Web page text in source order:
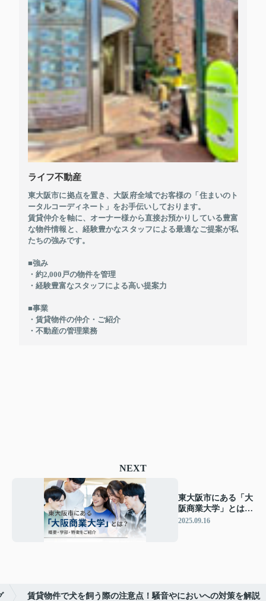
ライフ不動産
東大阪市に拠点を置き、大阪府全域でお客様の「住まいのト
ータルコーディネート」をお手伝いしております。
賃貸仲介を軸に、オーナー様から直接お預かりしている豊富
な物件情報と、経験豊かなスタッフによる最適なご提案が私
たちの強みです。
■強み
・約2,000戸の物件を管理
・経験豊富なスタッフによる高い提案力
■事業
・賃貸物件の仲介・ご紹介
・不動産の管理業務
NEXT
東大阪市にある「大
阪商業大学」とは？
概要・学部・特徴を
2025.09.16
賃貸物件で犬を飼う際の注意点！騒音やにおいへの対策を解説